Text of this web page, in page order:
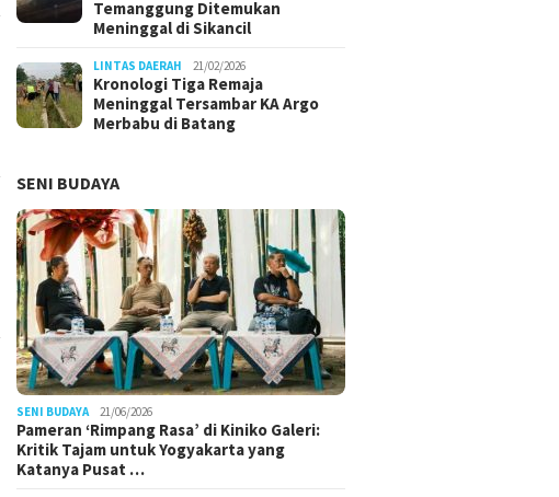
Temanggung Ditemukan
Meninggal di Sikancil
LINTAS DAERAH 21/02/2026
Kronologi Tiga Remaja
Meninggal Tersambar KA Argo
Merbabu di Batang
SENI BUDAYA
SENI BUDAYA 21/06/2026
Pameran ‘Rimpang Rasa’ di Kiniko Galeri:
Kritik Tajam untuk Yogyakarta yang
Katanya Pusat …